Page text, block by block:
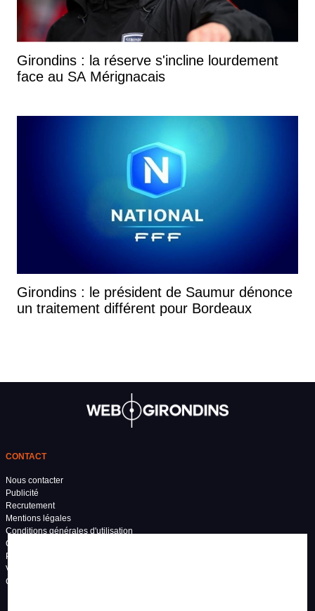
Girondins : la réserve s'incline lourdement
face au SA Mérignacais
Girondins : le président de Saumur dénonce
un traitement différent pour Bordeaux
CONTACT
Nous contacter
Publicité
Recrutement
Mentions légales
Conditions générales d'utilisation
Conditions générales de vente
Politique de confidentialité
Vos préférences de confidentialité
Grand Stade Bordeaux